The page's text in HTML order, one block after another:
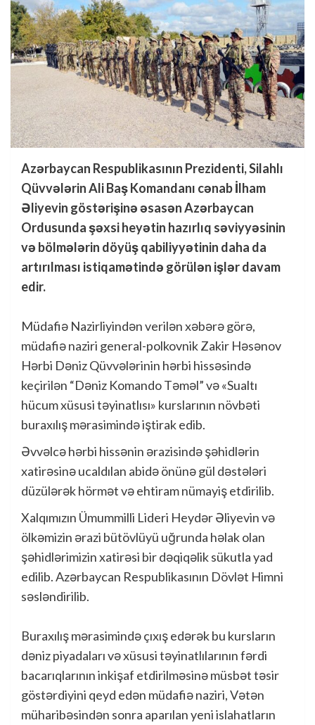
Azərbaycan Respublikasının Prezidenti, Silahlı
Qüvvələrin Ali Baş Komandanı cənab İlham
Əliyevin göstərişinə əsasən Azərbaycan
Ordusunda şəxsi heyətin hazırlıq səviyyəsinin
və bölmələrin döyüş qabiliyyətinin daha da
artırılması istiqamətində görülən işlər davam
edir.
Müdafiə Nazirliyindən verilən xəbərə görə,
müdafiə naziri general-polkovnik Zakir Həsənov
Hərbi Dəniz Qüvvələrinin hərbi hissəsində
keçirilən “Dəniz Komando Təməl” və «Sualtı
hücum xüsusi təyinatlısı» kurslarının növbəti
buraxılış mərasimində iştirak edib.
Əvvəlcə hərbi hissənin ərazisində şəhidlərin
xatirəsinə ucaldılan abidə önünə gül dəstələri
düzülərək hörmət və ehtiram nümayiş etdirilib.
Xalqımızın Ümummilli Lideri Heydər Əliyevin və
ölkəmizin ərazi bütövlüyü uğrunda həlak olan
şəhidlərimizin xatirəsi bir dəqiqəlik sükutla yad
edilib. Azərbaycan Respublikasının Dövlət Himni
səsləndirilib.
Buraxılış mərasimində çıxış edərək bu kursların
dəniz piyadaları və xüsusi təyinatlılarının fərdi
bacarıqlarının inkişaf etdirilməsinə müsbət təsir
göstərdiyini qeyd edən müdafiə naziri, Vətən
müharibəsindən sonra aparılan yeni islahatların